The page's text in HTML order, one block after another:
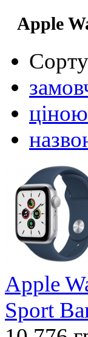
Apple
ціною
Apple
Sport